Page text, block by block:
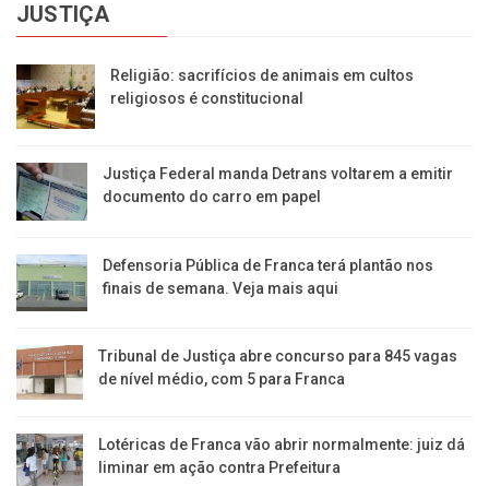
JUSTIÇA
Religião: sacrifícios de animais em cultos
religiosos é constitucional
Justiça Federal manda Detrans voltarem a emitir
documento do carro em papel
Defensoria Pública de Franca terá plantão nos
finais de semana. Veja mais aqui
Tribunal de Justiça abre concurso para 845 vagas
de nível médio, com 5 para Franca
Lotéricas de Franca vão abrir normalmente: juiz dá
liminar em ação contra Prefeitura